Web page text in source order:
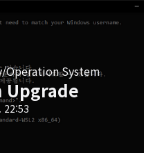
Operation System
Upgrade
22:53